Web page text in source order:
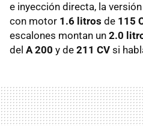
e inyección directa, la
con motor 1.6 litros de 115
escalones montan un 2.0
del A 200 y de 211 CV si